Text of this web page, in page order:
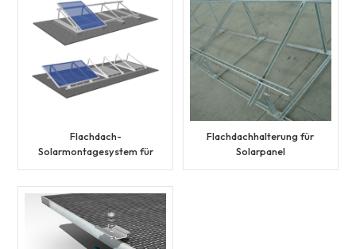
Flachdach-
Solarmontagesystem für
Flachdachhalterung für
Solarpanel